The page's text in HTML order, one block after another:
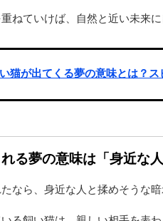
ねていけば、自然と近い未来に
猫が出てくる夢の意味とは？
る夢の意味は「身近な
なら、身近な人と揉めそうな暗